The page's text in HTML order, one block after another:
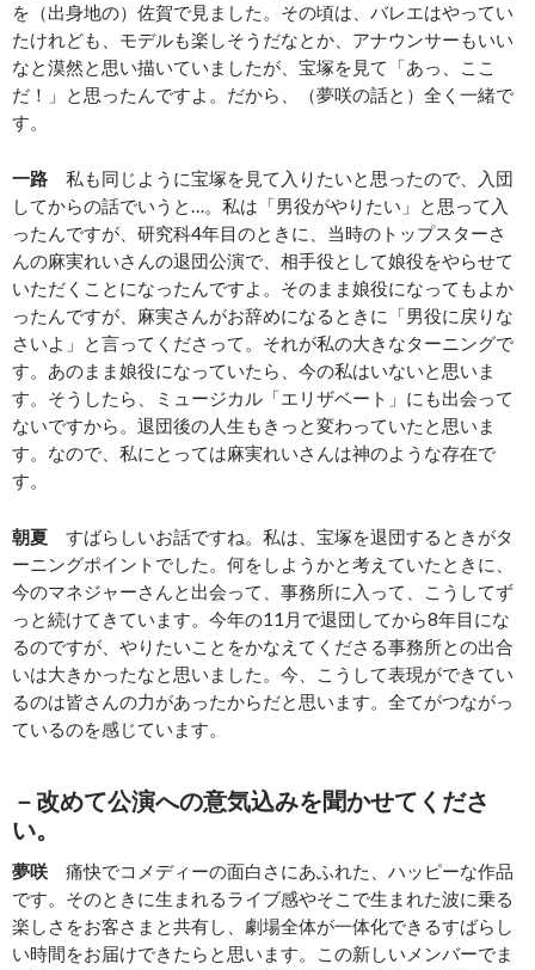
を（出身地の）佐賀で見ました。その頃は、バレエはやってい
たけれども、モデルも楽しそうだなとか、アナウンサーもいい
なと漠然と思い描いていましたが、宝塚を見て「あっ、ここ
だ！」と思ったんですよ。だから、（夢咲の話と）全く一緒で
す。
一路 私も同じように宝塚を見て入りたいと思ったので、入団
してからの話でいうと…。私は「男役がやりたい」と思って入
ったんですが、研究科4年目のときに、当時のトップスターさ
んの麻実れいさんの退団公演で、相手役として娘役をやらせて
いただくことになったんですよ。そのまま娘役になってもよか
ったんですが、麻実さんがお辞めになるときに「男役に戻りな
さいよ」と言ってくださって。それが私の大きなターニングで
す。あのまま娘役になっていたら、今の私はいないと思いま
す。そうしたら、ミュージカル「エリザベート」にも出会って
ないですから。退団後の人生もきっと変わっていたと思いま
す。なので、私にとっては麻実れいさんは神のような存在で
す。
朝夏 すばらしいお話ですね。私は、宝塚を退団するときがタ
ーニングポイントでした。何をしようかと考えていたときに、
今のマネジャーさんと出会って、事務所に入って、こうしてず
っと続けてきています。今年の11月で退団してから8年目にな
るのですが、やりたいことをかなえてくださる事務所との出合
いは大きかったなと思いました。今、こうして表現ができてい
るのは皆さんの力があったからだと思います。全てがつながっ
ているのを感じています。
－改めて公演への意気込みを聞かせてくださ
い。
夢咲 痛快でコメディーの面白さにあふれた、ハッピーな作品
です。そのときに生まれるライブ感やそこで生まれた波に乗る
楽しさをお客さまと共有し、劇場全体が一体化できるすばらし
い時間をお届けできたらと思います。この新しいメンバーでま